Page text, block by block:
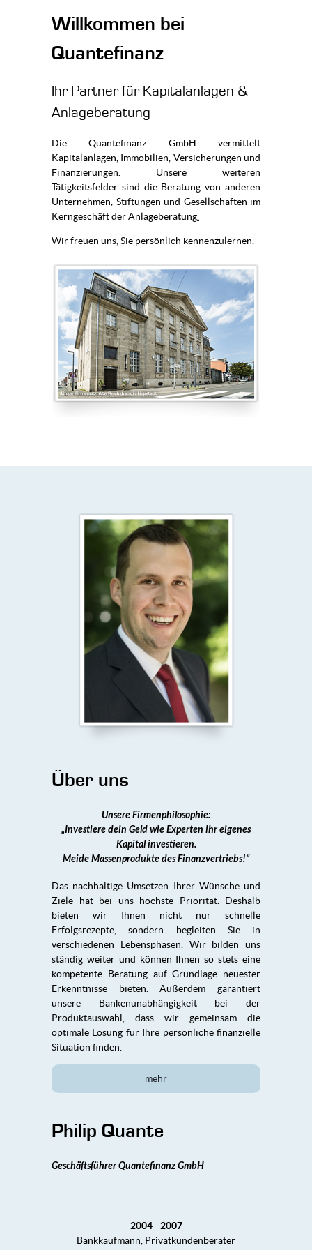
Willkommen bei
Quantefinanz
Ihr Partner für Kapitalanlagen &
Anlageberatung
Die Quantefinanz GmbH vermittelt
Kapitalanlagen, Immobilien, Versicherungen und
Finanzierungen. Unsere weiteren
Tätigkeitsfelder sind die Beratung von anderen
Unternehmen, Stiftungen und Gesellschaften im
Kerngeschäft der Anlageberatung
Wir freuen uns Sie persönlich kennenzulernen.
Über uns
Unsere Firmenphilosophie:
„Investiere dein Geld wie Experten ihr eigenes
Kapital investieren.
Meide Massenprodukte des Finanzvertriebs!“
Das nachhaltige Umsetzen Ihrer Wünsche und
Ziele hat bei uns höchste Priorität. Deshalb
bieten wir Ihnen nicht nur schnelle
Erfolgsrezepte, sondern begleiten Sie in
verschiedenen Lebensphasen. Wir bilden uns
ständig weiter und können Ihnen so stets eine
kompetente Beratung auf Grundlage neuester
Erkenntnisse bieten. Außerdem garantiert
unsere Bankenunabhängigkeit bei der
Produktauswahl, dass wir gemeinsam die
optimale Lösung für Ihre persönliche finanzielle
Situation finden.
mehr
Philip Quante
Geschäftsführer Quantefinanz GmbH
2004 - 2007
Bankkaufmann, Privatkundenberater